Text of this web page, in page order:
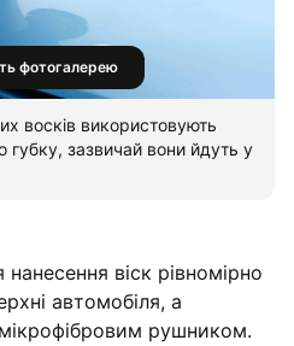
фотогалерею
восків використовують
губку, зазвичай вони йдуть у
віск рівномірно
автомобіля, а
рушником.